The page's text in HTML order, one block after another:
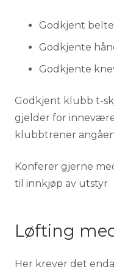
Godkjent belte
Godkjente
Godkjente
Godkjent klubb t-
gjelder for
klubbtrener
Konferer gjerne
til innkjøp av utstyr
Løfting
Her krever det